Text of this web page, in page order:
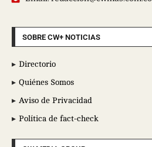
SOBRE CW+ NOTICIAS
Directorio
Quiénes Somos
Aviso de Privacidad
Política de fact-check